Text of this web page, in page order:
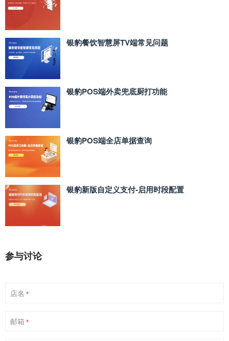
银豹餐饮智慧屏TV端常见问题
银豹POS端外卖兜底厨打功能
银豹POS端全店单据查询
银豹新版自定义支付‑启用时段配置
参与讨论
店名 *
邮箱 *